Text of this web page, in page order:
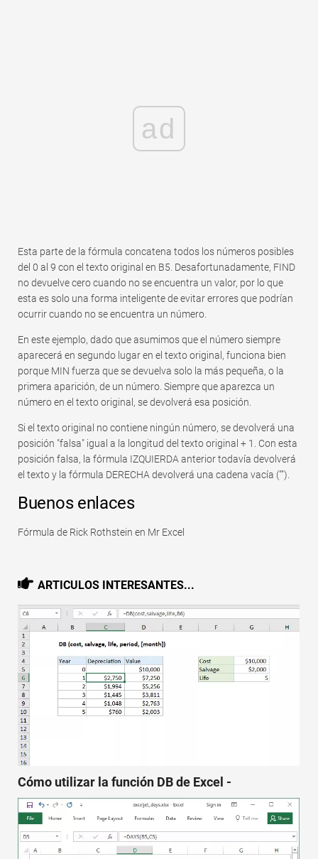
ad
Esta parte de la fórmula concatena todos los números posibles
del 0 al 9 con el texto original en B5. Desafortunadamente, FIND
no devuelve cero cuando no se encuentra un valor, por lo que
esta es solo una forma inteligente de evitar errores que podrían
ocurrir cuando no se encuentra un número.
En este ejemplo, dado que asumimos que el número siempre
aparecerá en segundo lugar en el texto original, funciona bien
porque MIN fuerza que se devuelva solo la más pequeña, o la
primera aparición, de un número. Siempre que aparezca un
número en el texto original, se devolverá esa posición.
Si el texto original no contiene ningún número, se devolverá una
posición "falsa" igual a la longitud del texto original + 1. Con esta
posición falsa, la fórmula IZQUIERDA anterior todavía devolverá
el texto y la fórmula DERECHA devolverá una cadena vacía ("").
Buenos enlaces
Fórmula de Rick Rothstein en Mr Excel
ARTICULOS INTERESANTES...
Cómo utilizar la función DB de Excel -